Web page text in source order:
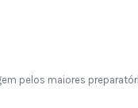
pelos maiores